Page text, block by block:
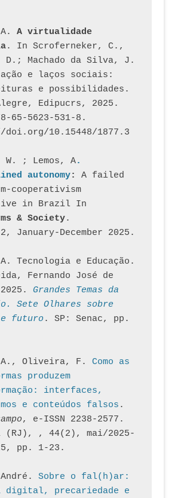
A virtualidade
. In Scroferneker, C.,
D.; Machado da Silva, J.
e laços sociais:
e possibilidades.
Edipucrs, 2025.
65-5623-531-8.
10.15448/1877.3
W. ; Lemos, A.
autonomy: A failed
cooperativism
in Brazil In
& Society.
2, January-December 2025.
A. Tecnologia e Educação.
Fernando José de
Grandes Temas da
Sete Olhares sobre
futuro. SP: Senac, pp.
A., Oliveira, F. Como as
produzem
interfaces,
e conteúdos falsos
, e-ISSN 2238-2577.
(RJ), , 44(2), mai/2025-
pp. 1-23.
Sobre o fal(h)ar:
digital, precariedade e